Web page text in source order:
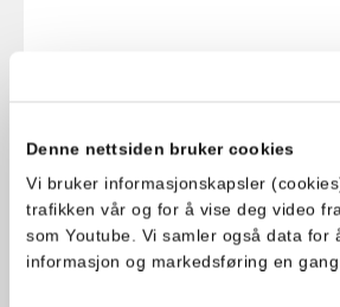
Denne nettsiden bruker cookies
Vi bruker informasjonskapsler
trafikken vår og for å vise deg video
som Youtube. Vi samler også data for
informasjon og markedsføring en